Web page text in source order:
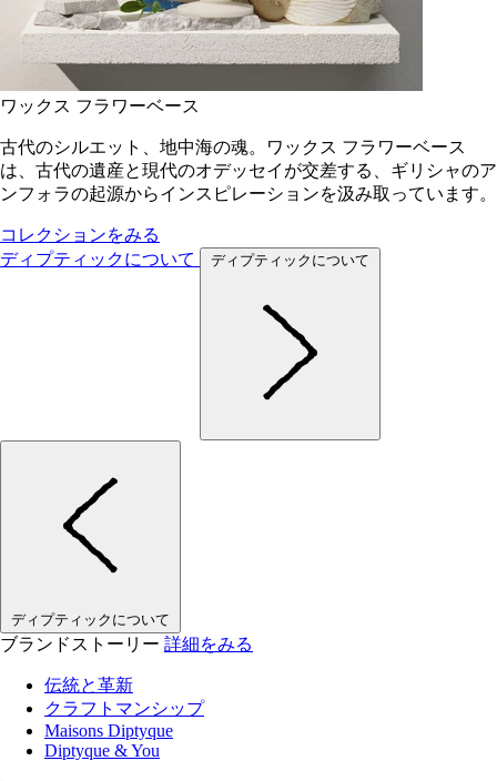
ワックス フラワーベース
古代のシルエット、地中海の魂。ワックス フラワーベース
は、古代の遺産と現代のオデッセイが交差する、ギリシャのア
ンフォラの起源からインスピレーションを汲み取っています。
コレクションをみる
ディプティックについて
ディプティックについて
ディプティックについて
ブランドストーリー 詳細をみる
伝統と革新
クラフトマンシップ
Maisons Diptyque
Diptyque & You